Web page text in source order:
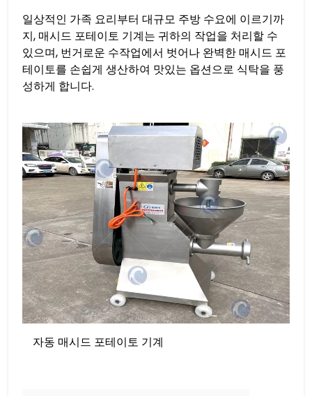
일상적인 가족 요리부터 대규모 주방 수요에 이르기까
지, 매시드 포테이토 기계는 귀하의 작업을 처리할 수
있으며, 번거로운 수작업에서 벗어나 완벽한 매시드 포
테이토를 손쉽게 생산하여 맛있는 옵션으로 식탁을 풍
성하게 합니다.
자동 매시드 포테이토 기계